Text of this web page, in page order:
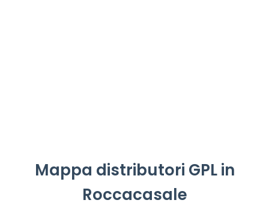
Mappa distributori GPL in
Roccacasale